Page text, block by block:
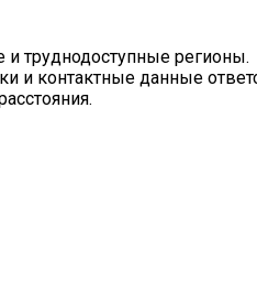
труднодоступные регионы.
и контактные данные